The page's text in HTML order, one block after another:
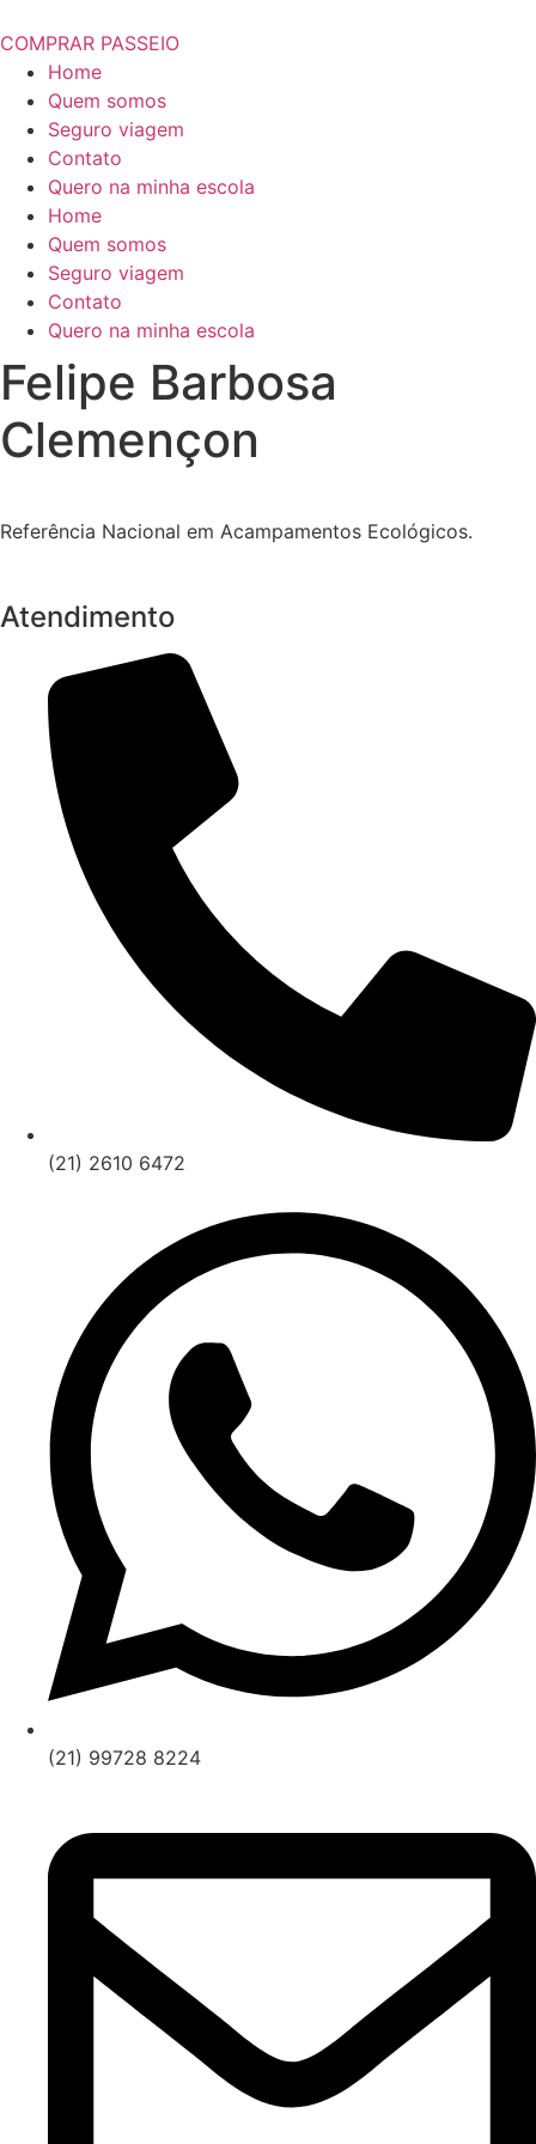
COMPRAR PASSEIO
Home
Quem somos
Seguro viagem
Contato
Quero na minha escola
Home
Quem somos
Seguro viagem
Contato
Quero na minha escola
Felipe Barbosa
Clemençon
Referência Nacional em Acampamentos Ecológicos.
Atendimento
(21) 2610 6472
(21) 99728 8224